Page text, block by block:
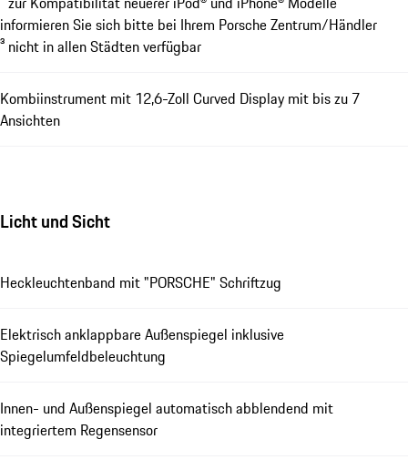
informieren Sie sich bitte bei Ihrem Porsche Zentrum/Händler
³ nicht in allen Städten verfügbar
Kombiinstrument mit 12,6-Zoll Curved Display mit bis zu 7
Ansichten
Licht und Sicht
Heckleuchtenband mit "PORSCHE" Schriftzug
Elektrisch anklappbare Außenspiegel inklusive
Spiegelumfeldbeleuchtung
Innen- und Außenspiegel automatisch abblendend mit
integriertem Regensensor